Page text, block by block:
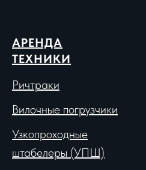
АРЕНДА
ТЕХНИКИ
Ричтраки
Вилочные погрузчики
Узкопроходные
штабелеры (УПШ)